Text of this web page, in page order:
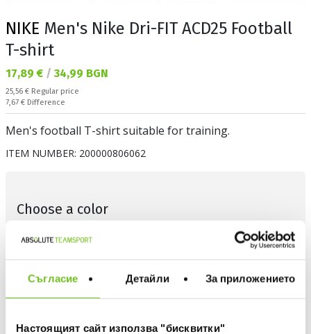
Съгласие Детайли За приложението
Настоящият сайт използва "бисквитки"
NIKE Men's Nike Dri-FIT ACD25 Football
T-shirt
Текуща цена:
17,89 € / 34,99 BGN
Regular price:
25,56 € Regular price
Спестявате:
7,67 € Difference
Men's football T-shirt suitable for training.
ITEM NUMBER: 200000806062
Choose a color